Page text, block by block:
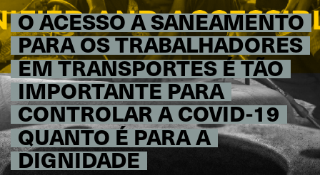
O ACESSO A SANEAMENTO
PARA OS TRABALHADORES
EM TRANSPORTES É TÃO
IMPORTANTE PARA
CONTROLAR A COVID-19
QUANTO É PARA A
DIGNIDADE